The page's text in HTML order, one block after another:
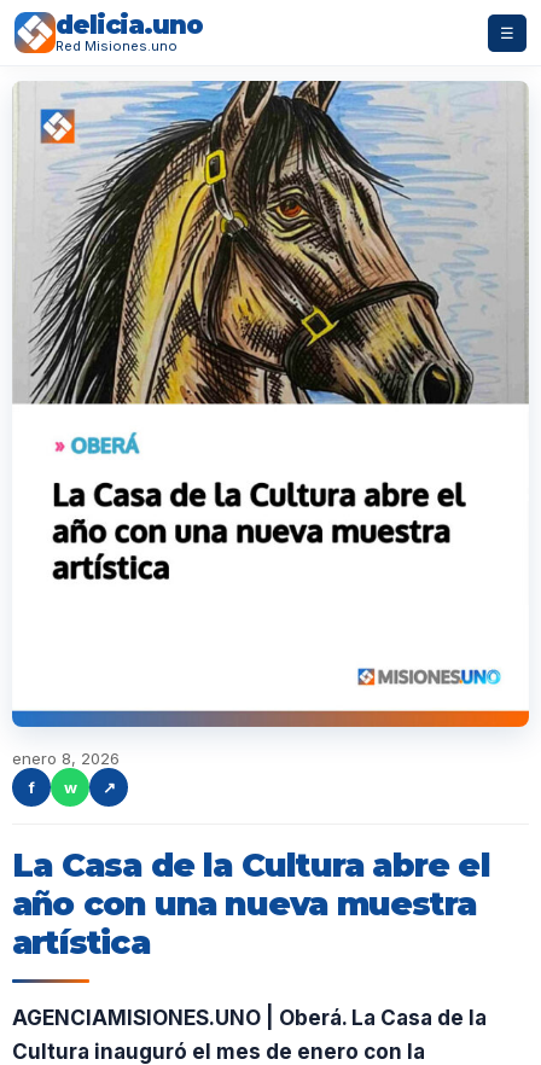
delicia.uno
Red Misiones.uno
☰
enero 8, 2026
f
w ↗
La Casa de la Cultura abre el
año con una nueva muestra
artística
AGENCIAMISIONES.UNO | Oberá. La Casa de la
Cultura inauguró el mes de enero con la